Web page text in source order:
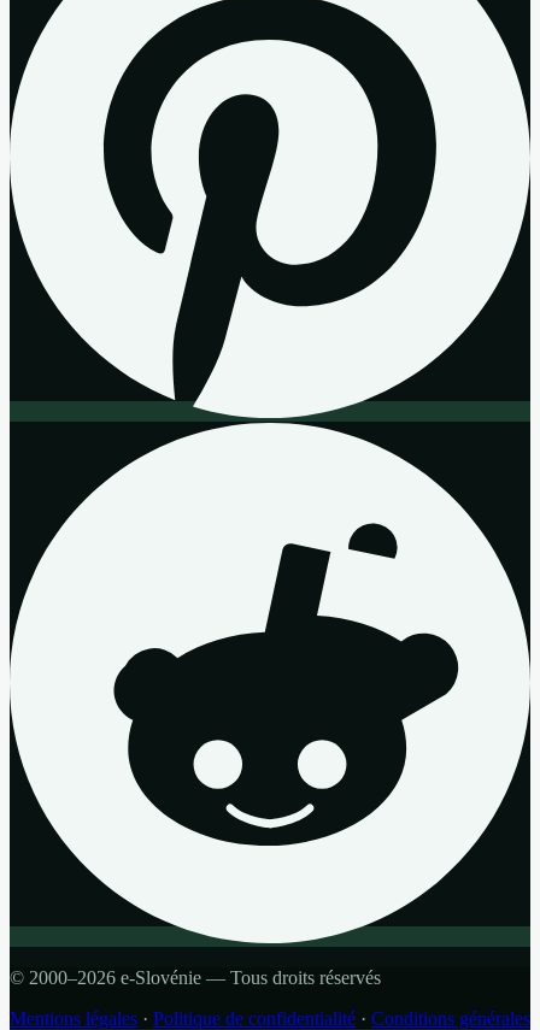
© 2000–2026 e-Slovénie — Tous droits réservés
Mentions légales · Politique de confidentialité · Conditions générales